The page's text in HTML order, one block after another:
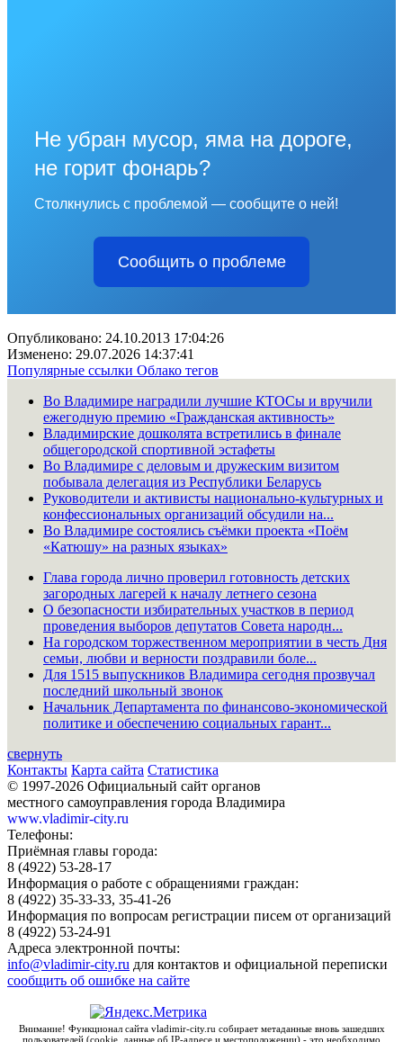
Не убран мусор, яма на дороге,
не горит фонарь?
Столкнулись с проблемой — сообщите о ней!
Сообщить о проблеме
Опубликовано: 24.10.2013 17:04:26
Изменено: 29.07.2026 14:37:41
Популярные ссылки Облако тегов
Во Владимире наградили лучшие КТОСы и вручили
ежегодную премию «Гражданская активность»
Владимирские дошколята встретились в финале
общегородской спортивной эстафеты
Во Владимире с деловым и дружеским визитом
побывала делегация из Республики Беларусь
Руководители и активисты национально-культурных и
конфессиональных организаций обсудили на...
Во Владимире состоялись съёмки проекта «Поём
«Катюшу» на разных языках»
Глава города лично проверил готовность детских
загородных лагерей к началу летнего сезона
О безопасности избирательных участков в период
проведения выборов депутатов Совета народн...
На городском торжественном мероприятии в честь Дня
семьи, любви и верности поздравили боле...
Для 1515 выпускников Владимира сегодня прозвучал
последний школьный звонок
Начальник Департамента по финансово-экономической
политике и обеспечению социальных гарант...
свернуть
Контакты Карта сайта Статистика
© 1997-2026 Официальный сайт органов
местного самоуправления города Владимира
www.vladimir-city.ru
Телефоны:
Приёмная главы города:
8 (4922) 53-28-17
Информация о работе с обращениями граждан:
8 (4922) 35-33-33, 35-41-26
Информация по вопросам регистрации писем от организаций
8 (4922) 53-24-91
Адреса электронной почты:
info@vladimir-city.ru для контактов и официальной переписки
сообщить об ошибке на сайте
Внимание! Функционал сайта vladimir-city.ru собирает метаданные вновь зашедших
пользователей (cookie, данные об IP-адресе и местоположении) - это необходимо